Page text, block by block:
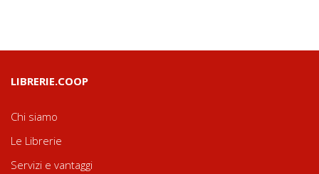
LIBRERIE.COOP
Chi siamo
Le Librerie
Servizi e vantaggi